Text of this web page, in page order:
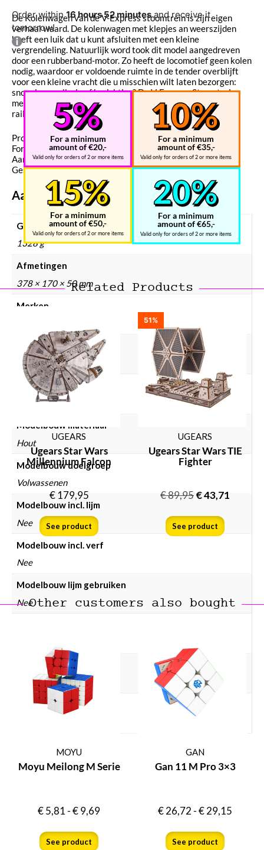
De Kolenwagen van de V-Express stoomtrein is zijn eigen
verhaal waard. De kolenwagen met klepjes an weerszijden
heeft een luik dat u kunt afsluiten met een kleine
vergrendeling. Natuurlijk word took dit model aangedreven
door een rubberband-motor. Zo heeft de locomotief geen kolen
nodig, waardoor er voldoende ruimte in de tender overblijft
voor een kleine vracht die u misschien wilt laten bezorgen:
snoepjes, prullaria of berichtjes? De V-Express Stoomtrein
met Kolenwagen-set bevat ook 2,45 meter (96,5 inch) aan
rails.
Product afmetingen in mm: 560 x 120 x 120
Formaat pakket in mm: 146 x 67 x 20
Aantal onderdelen: 538
Geschatte montagetijd: 10 uur
Aanvullende informatie
Gewicht
1328 g
Afmetingen
378 × 170 × 50 mm
Merken
Modelbouw merken
Ugears
Modelbouw collectie
Auto's & voertuigen
Modelbouw materiaal
Hout
Modelbouw doelgroep
Volwassenen
Modelbouw incl. lijm
Nee
Modelbouw incl. verf
Nee
Modelbouw lijm gebruiken
Nee
Modelbouw prijsklasse
Modelbouw € 50 – € 75
Modelbouw voertuigen
Order within16 hours 52 minutesand receive it
tomorrow!
For a minimum
amount of €20,-
Valid only for orders of 2 or more items
For a minimum
amount of €35,-
Valid only for orders of 2 or more items
For a minimum
amount of €50,-
Valid only for orders of 2 or more items
For a minimum
amount of €65,-
Valid only for orders of 2 or more items
Related Products
UGEARS
Ugears Star Wars
Millennium Falcon
€179,95
See product
51%
UGEARS
Ugears Star Wars TIE
Fighter
€89,95€43,71
See product
Other customers also bought
MOYU
Moyu Meilong M Serie
€5,81-€9,69
See product
GAN
Gan 11 M Pro 3×3
€26,72-€29,15
See product